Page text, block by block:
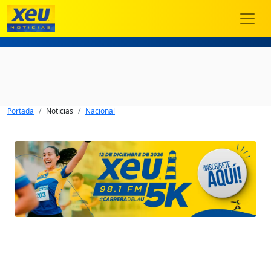
Portada Noticias Nacional